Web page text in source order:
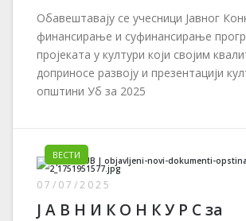
Обавештавају се учесници Јавног
финансирање и суфинансирање
пројеката у култури који својим
доприносе развоју и презентацији
општини Уб за 2025
ВЕСТИ
07/07/2025
Ј А В Н И К О Н К У Р С за